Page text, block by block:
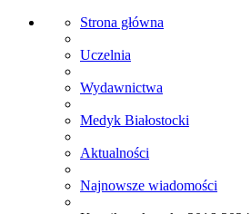
Strona główna
Uczelnia
Wydawnictwa
Medyk Białostocki
Aktualności
Najnowsze wiadomości